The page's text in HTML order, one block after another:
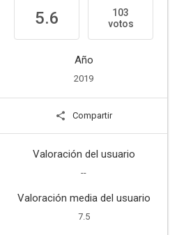
5.6
103
votos
Año
2019
Compartir
Valoración del usuario
--
Valoración media del usuario
7.5